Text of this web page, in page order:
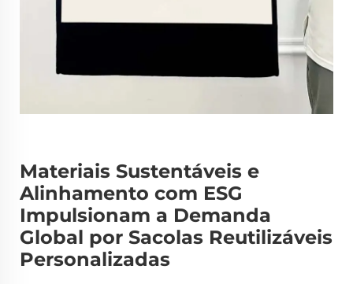
Materiais Sustentáveis e
Alinhamento com ESG
Impulsionam a Demanda
Global por Sacolas Reutilizáveis
Personalizadas